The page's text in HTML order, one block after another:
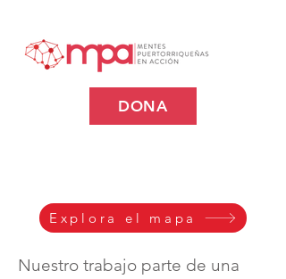
DONA
Explora el mapa
Nuestro trabajo parte de una